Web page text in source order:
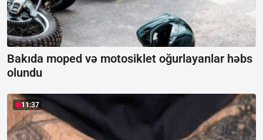
Bakıda moped və motosiklet oğurlayanlar həbs
olundu
11:37